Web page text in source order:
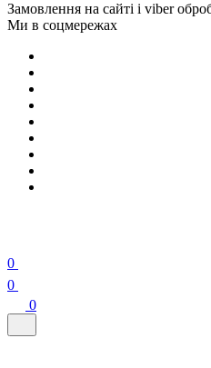
Замовлення на сайті і viber
Ми в соцмережах
0
0
0